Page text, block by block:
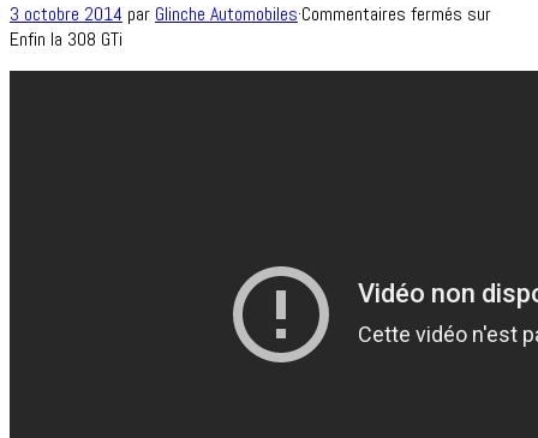
3 octobre 2014 par Glinche Automobiles·Commentaires fermés sur
Enfin la 308 GTi